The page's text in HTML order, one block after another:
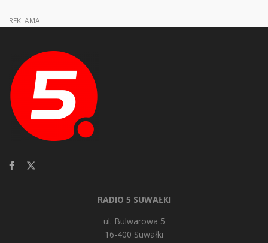
REKLAMA
RADIO 5 SUWAŁKI
ul. Bulwarowa 5
16-400 Suwałki